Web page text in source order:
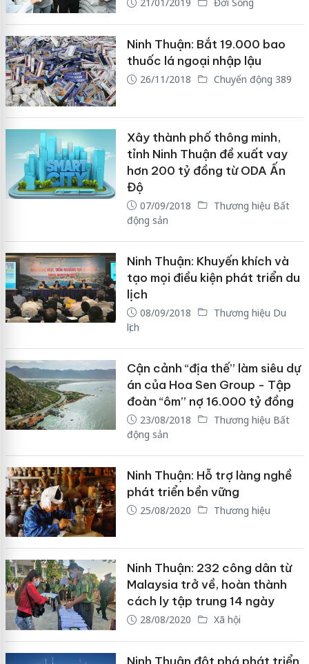
21/01/2019 Đời Sống
Ninh Thuận: Bắt 19.000 bao
thuốc lá ngoại nhập lậu
26/11/2018 Chuyển động 389
Xây thành phố thông minh,
tỉnh Ninh Thuận đề xuất vay
hơn 200 tỷ đồng từ ODA Ấn
Độ
07/09/2018
Thương hiệu Bất
động sản
Ninh Thuận: Khuyến khích và
tạo mọi điều kiện phát triển du
lịch
08/09/2018
Thương hiệu Du
lịch
Cận cảnh “địa thế” làm siêu dự
án của Hoa Sen Group - Tập
đoàn “ôm” nợ 16.000 tỷ đồng
23/08/2018
Thương hiệu Bất
động sản
Ninh Thuận: Hỗ trợ làng nghề
phát triển bền vững
25/08/2020 Thương hiệu
Ninh Thuận: 232 công dân từ
Malaysia trở về, hoàn thành
cách ly tập trung 14 ngày
28/08/2020 Xã hội